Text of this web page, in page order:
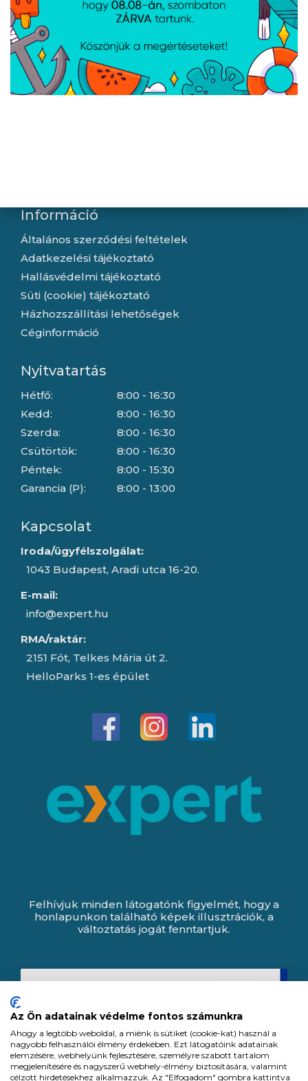
Navigáció
Információ
Általános szerződési feltételek
Adatkezelési tájékoztató
Hallásvédelmi tájékoztató
Süti (cookie) tájékoztató
Házhozszállítási lehetőségek
Céginformáció
Nyitvatartás
Hétfő:
Kedd:
Szerda:
Csütörtök:
Péntek:
Garancia (P):
8:00 - 16:30
8:00 - 16:30
8:00 - 16:30
8:00 - 16:30
8:00 - 15:30
8:00 - 13:00
Kapcsolat
Iroda/ügyfélszolgálat:
1043 Budapest, Aradi utca 16-20.
E-mail:
info@expert.hu
RMA/raktár:
2151 Fót, Telkes Mária út 2.
HelloParks 1-es épület
Felhívjuk minden látogatónk figyelmét, hogy a
honlapunkon található képek illusztrációk, a
változtatás jogát fenntartjuk.
Az Ön adatainak védelme fontos számunkra
Ahogy a legtöbb weboldal, a miénk is sütiket (cookie-kat) használ a
nagyobb felhasználói élmény érdekében. Ezt látogatóink adatainak
elemzésére, webhelyünk fejlesztésére, személyre szabott tartalom
megjelenítésére és nagyszerű webhely-élmény biztosítására, valamint
célzott hirdetésekhez alkalmazzuk. Az "Elfogadom" gombra kattintva